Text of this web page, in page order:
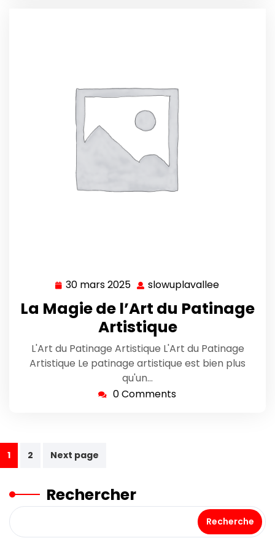
30 mars 2025 30
mars
2025
slowuplavallee
La Magie de l’Art du Patinage
Artistique
L'Art du Patinage Artistique L'Art du Patinage
Artistique Le patinage artistique est bien plus
qu'un…
0 Comments
Navigation
des
articles
1 2 Next page
Rechercher
Recherche